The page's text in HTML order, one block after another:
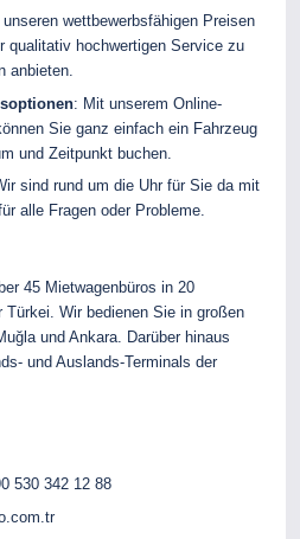
wettbewerbsfähigen Preisen
qualitativ hochwertigen Service zu
anbieten.
: Mit unserem Online-
Sie ganz einfach ein Fahrzeug
und Zeitpunkt buchen.
sind rund um die Uhr für Sie da mit
alle Fragen oder Probleme.
45 Mietwagenbüros in 20
Wir bedienen Sie in großen
und Ankara. Darüber hinaus
und Auslands-Terminals der
530 342 12 88